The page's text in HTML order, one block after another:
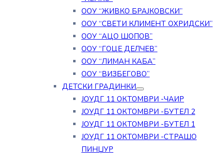
ООУ “ЖИВКО БРАЈКОВСКИ”
ООУ “СВЕТИ КЛИМЕНТ ОХРИДСКИ”
ООУ “АЦО ШОПОВ”
ООУ “ГОЦЕ ДЕЛЧЕВ”
ООУ “ЛИМАН КАБА”
ООУ “ВИЗБЕГОВО”
ДЕТСКИ ГРАДИНКИ
ЈОУДГ 11 ОКТОМВРИ -ЧАИР
ЈОУДГ 11 ОКТОМВРИ -БУТЕЛ 2
ЈОУДГ 11 ОКТОМВРИ -БУТЕЛ 1
ЈОУДГ 11 ОКТОМВРИ -СТРАШО
ПИНЏУР